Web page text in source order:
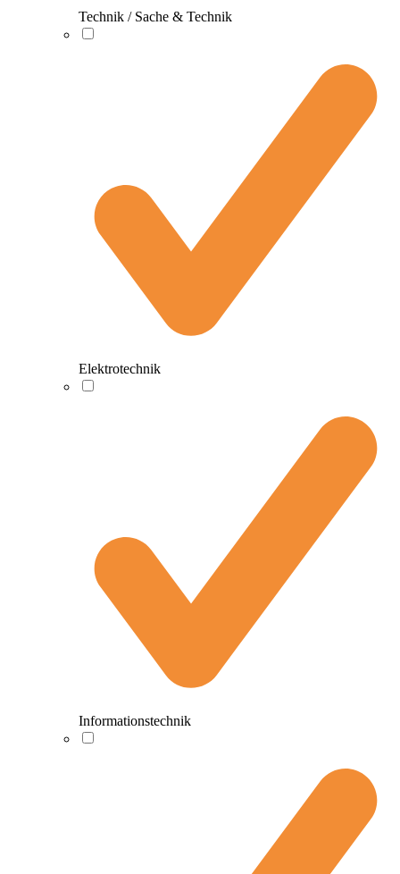
Technik / Sache & Technik
Elektrotechnik
Informationstechnik